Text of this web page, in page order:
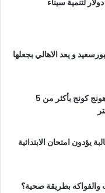
و يعد الاهالي بجعلها
بيع ناطحة سحاب في هونج كونج بأكثر من 5
يؤدون امتحان الابتدائية
بطريقة صحية؟